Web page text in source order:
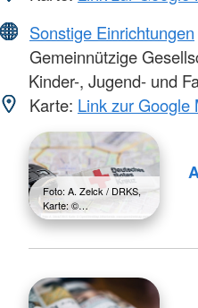
Sonstige Einrichtungen
Gemeinnützige
Kinder-, Jugend- und
Karte: Link zur Google
Foto: A. Zelck / DRKS,
Karte: ©…